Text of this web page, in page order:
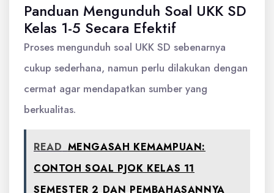
Panduan Mengunduh Soal UKK SD
Kelas 1-5 Secara Efektif
Proses mengunduh soal UKK SD sebenarnya
cukup sederhana, namun perlu dilakukan dengan
cermat agar mendapatkan sumber yang
berkualitas.
READ MENGASAH KEMAMPUAN:
CONTOH SOAL PJOK KELAS 11
SEMESTER 2 DAN PEMBAHASANNYA